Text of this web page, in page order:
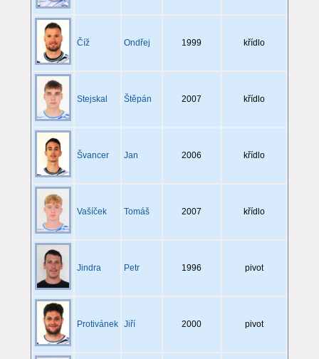
Číž Ondřej 1999 křídlo
Stejskal Štěpán 2007 křídlo
Švancer Jan 2006 křídlo
Vašíček Tomáš 2007 křídlo
Jindra Petr 1996 pivot
Protivánek Jiří 2000 pivot